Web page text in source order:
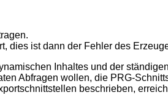
dies ist dann der Fehler des
Inhaltes und der
Abfragen wollen, die PRG-
beschrieben,